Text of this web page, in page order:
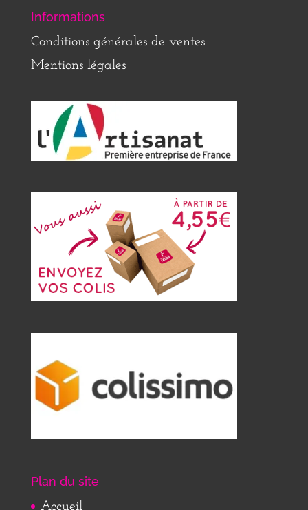
Informations
Conditions générales de ventes
Mentions légales
Plan du site
Accueil